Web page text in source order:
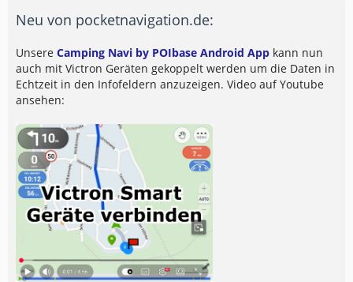
Neu von pocketnavigation.de:
Unsere Camping Navi by POIbase Android App kann nun
auch mit Victron Geräten gekoppelt werden um die Daten in
Echtzeit in den Infofeldern anzuzeigen. Video auf Youtube
ansehen: